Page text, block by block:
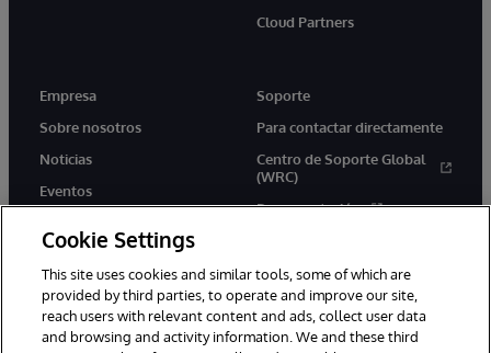
Cloud Partners
Empresa
Sobre nosotros
Noticias
Eventos
Soporte
Para contactar directamente
Centro de Soporte Global
(WRC)
Documentación
Cookie Settings
This site uses cookies and similar tools, some of which are
provided by third parties, to operate and improve our site,
reach users with relevant content and ads, collect user data
and browsing and activity information. We and these third